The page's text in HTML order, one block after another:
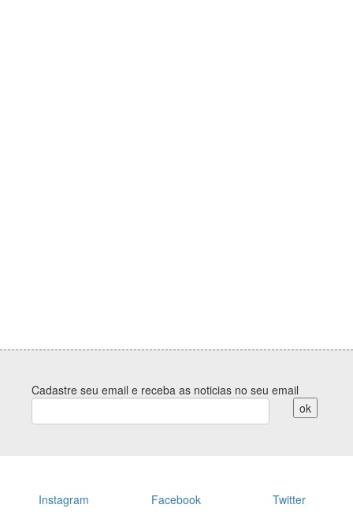
Cadastre seu email e receba as noticias no seu email
Instagram Facebook Twitter